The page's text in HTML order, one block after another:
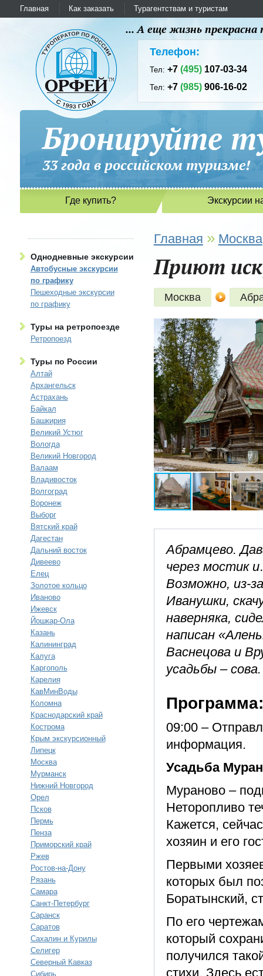
Главная Как заказать Турагентствам и туристам
... А еще жизнь
Телефон:
Тел:+7(495) 107-03-34
Тел:+7(985) 906-16-02
Бронируйте
33 года в российском
Где купить? Экскурсии
Однодневные экскурсии
Автобусные экскурсии
по графику
Пешеходные экскурсии
по графику
Туры на ретропоезде
Ретропоезд
Туры по России
Алтай
Архангельск
Астрахань
Байкал
Башкирия
Великий Устюг
Вологда
Великий Новгород
Валаам
Владивосток
Волгоград
Воронеж
Выборг
Вятский край
Дагестан
Дальний восток
Дивеево
Елец
Золотое кольцо
Иваново
Ижевск
Йошкар-Ола
Казань
Калининград
Калуга
Каргополь
Карелия
КавМинВоды
Коломна
Краснодарский край
Кострома
Крым экскурсионный
Липецк
Москва
Мурманск
Нижний Новгород
Орел
Псков
Пермь
Пенза
Приморский край
Ржев
Ростов-на-Дону
Рязань
Самара
Санкт-Петербург
Саранск
Саратов
Сахалин и Курилы
Селигер
Северный Кавказ
Сибирь
Главная » Москва
Приют
Москва
Абрамцево.
через мостик
Возможно, из-
Иванушки,
наверняка,
написан
Васнецова и
усадьбы – сова.
Программа:
09:00 –
информация.
Усадьба
Мураново –
Неторопливо
Кажется,
хозяин и его
Первыми
которых был
Боратынский,
По его
который
получился
стихи. Здесь